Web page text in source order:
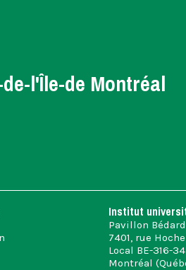
l'Île-de Montréal
Institut
Pavillon
7401, rue
Local BE-316-34
Montréal